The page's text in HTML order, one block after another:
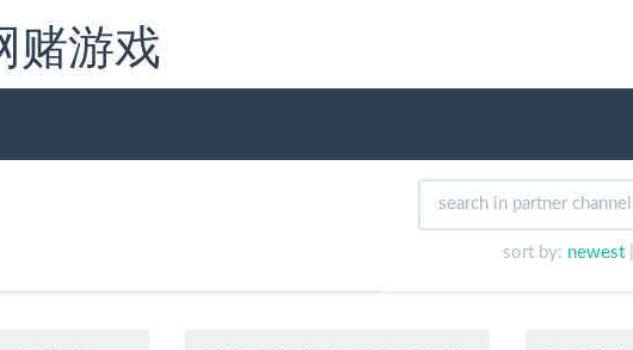
赌游戏
sort by: newest